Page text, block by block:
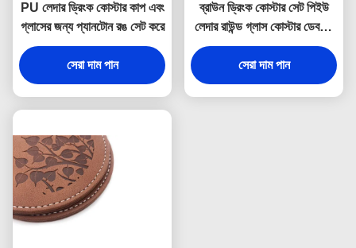
PU লেদার ড্রিংক কোস্টার কাপ এবং
গ্লাসের জন্য প্যানটোন রঙ সেট করে
সেরা দাম পান
ব্রাউন ড্রিংক কোস্টার সেট পিইউ
লেদার রাউন্ড গ্লাস কোস্টার ডেবসড
লোগো
সেরা দাম পান